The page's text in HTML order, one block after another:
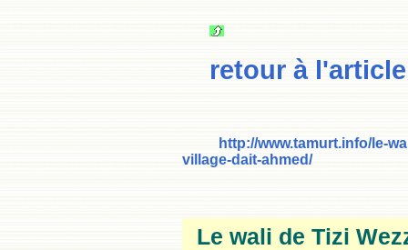
retour à l'article
http://www.tamurt.info/le-
village-dait-ahmed/
Le wali de Tizi